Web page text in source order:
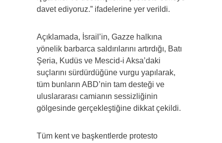
davet ediyoruz.” ifadelerine yer verildi.
Açıklamada, İsrail’in, Gazze halkına
yönelik barbarca saldırılarını artırdığı, Batı
Şeria, Kudüs ve Mescid-i Aksa’daki
suçlarını sürdürdüğüne vurgu yapılarak,
tüm bunların ABD’nin tam desteği ve
uluslararası camianın sessizliğinin
gölgesinde gerçekleştiğine dikkat çekildi.
Tüm kent ve başkentlerde protesto